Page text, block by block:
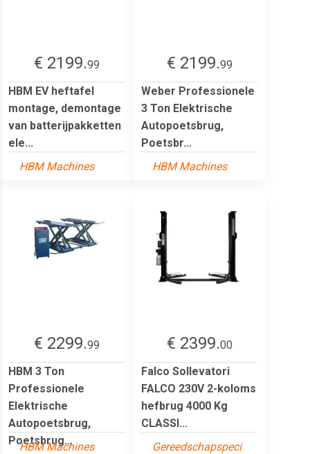
€ 2199.99
HBM EV heftafel
montage, demontage
van batterijpakketten
ele...
HBM Machines
€ 2199.99
Weber Professionele
3 Ton Elektrische
Autopoetsbrug,
Poetsbr...
HBM Machines
€ 2299.99
HBM 3 Ton
Professionele
Elektrische
Autopoetsbrug,
Poetsbrug...
HBM Machines
€ 2399.00
Falco Sollevatori
FALCO 230V 2-koloms
hefbrug 4000 Kg
CLASSI...
Gereedschapspeci